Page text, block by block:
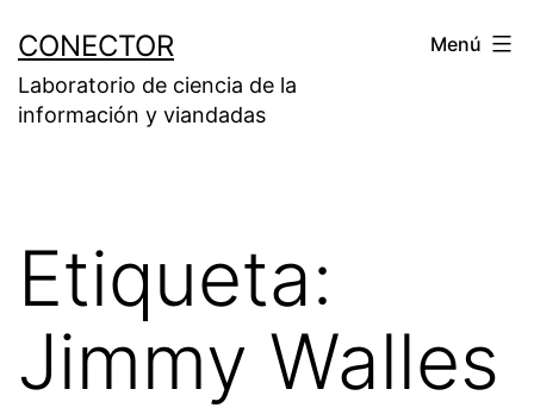
contenido
CONECTOR
Laboratorio de ciencia de la
información y viandadas
Menú
Etiqueta:
Jimmy Walles